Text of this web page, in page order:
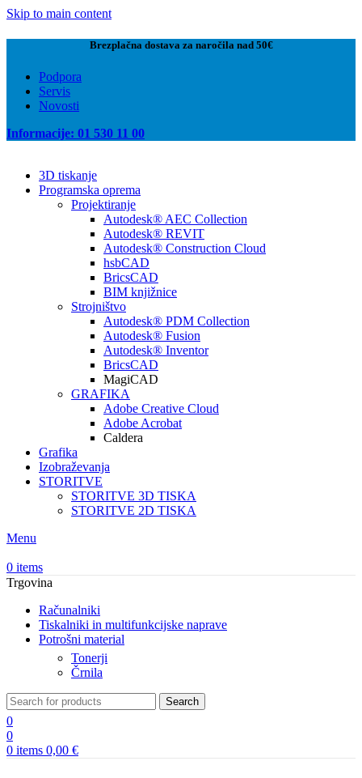
Skip to main content
Brezplačna dostava za naročila nad 50€
Podpora
Servis
Novosti
Informacije: 01 530 11 00
3D tiskanje
Programska oprema
Projektiranje
Autodesk® AEC Collection
Autodesk® REVIT
Autodesk® Construction Cloud
hsbCAD
BricsCAD
BIM knjižnice
Strojništvo
Autodesk® PDM Collection
Autodesk® Fusion
Autodesk® Inventor
BricsCAD
MagiCAD
GRAFIKA
Adobe Creative Cloud
Adobe Acrobat
Caldera
Grafika
Izobraževanja
STORITVE
STORITVE 3D TISKA
STORITVE 2D TISKA
Menu
0 items
Trgovina
Računalniki
Tiskalniki in multifunkcijske naprave
Potrošni material
Tonerji
Črnila
Search
0
0
0 items 0,00 €